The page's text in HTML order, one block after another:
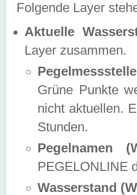
Folgende Layer
Aktuelle
Layer zusammen.
Grüne Punkte
nicht aktuellen.
Stunden.
Pegelnamen
PEGELONLINE
Wasserstand